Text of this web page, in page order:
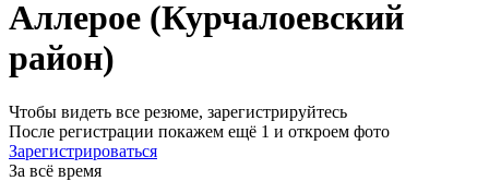
Аллерое (Курчалоевский
район)
Чтобы видеть все резюме, зарегистрируйтесь
После регистрации покажем ещё 1 и откроем фото
Зарегистрироваться
За всё время